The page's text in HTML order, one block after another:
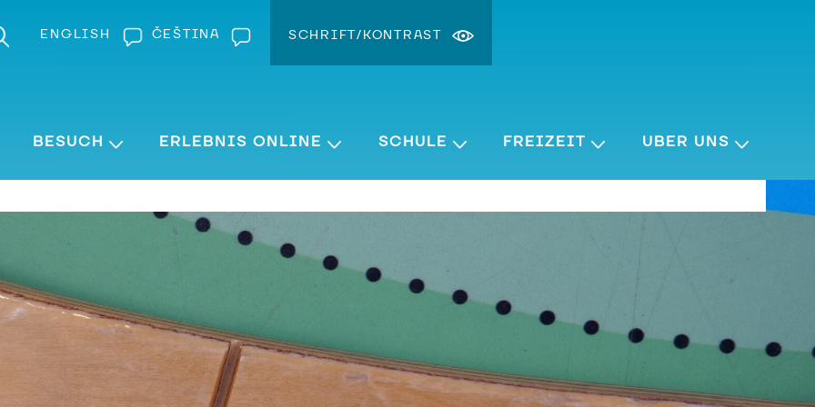
ENGLISH ČEŠTINA SCHRIFT/KONTRAST
Kontrast ändern
BESUCH ERLEBNIS ONLINE SCHULE FREIZEIT ÜBER UNS